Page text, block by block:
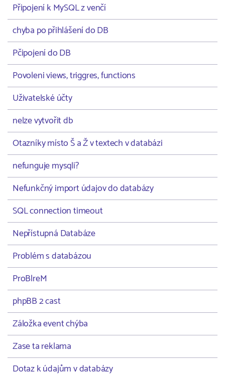
Připojení k MySQL z venčí
chyba po přihlášení do DB
Pčipojení do DB
Povoleni views, triggres, functions
Uživatelské účty
nelze vytvořit db
Otazníky místo Š a Ž v textech v databázi
nefunguje mysqli?
Nefunkčný import údajov do databázy
SQL connection timeout
Nepřístupná Databáze
Problém s databázou
ProBlreM
phpBB 2 cast
Záložka event chýba
Zase ta reklama
Dotaz k údajům v databázy